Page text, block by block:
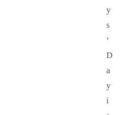
y
s
‘
D
a
y
i